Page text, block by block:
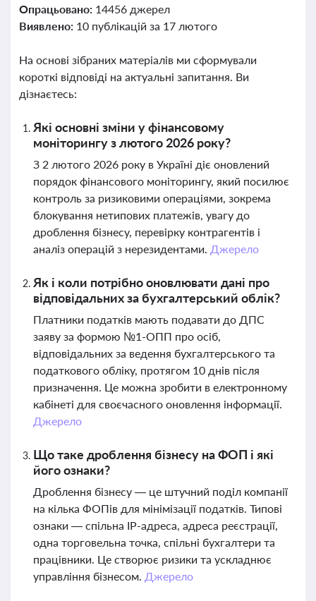
Опрацьовано: 14456 джерел
Виявлено: 10 публікацій за 17 лютого
На основі зібраних матеріалів ми сформували
короткі відповіді на актуальні запитання. Ви
дізнаєтесь:
Які основні зміни у фінансовому
моніторингу з лютого 2026 року?
З 2 лютого 2026 року в Україні діє оновлений
порядок фінансового моніторингу, який посилює
контроль за ризиковими операціями, зокрема
блокування нетипових платежів, увагу до
дроблення бізнесу, перевірку контрагентів і
аналіз операцій з нерезидентами. Джерело
Як і коли потрібно оновлювати дані про
відповідальних за бухгалтерський облік?
Платники податків мають подавати до ДПС
заяву за формою №1-ОПП про осіб,
відповідальних за ведення бухгалтерського та
податкового обліку, протягом 10 днів після
призначення. Це можна зробити в електронному
кабінеті для своєчасного оновлення інформації.
Джерело
Що таке дроблення бізнесу на ФОП і які
його ознаки?
Дроблення бізнесу — це штучний поділ компанії
на кілька ФОПів для мінімізації податків. Типові
ознаки — спільна IP-адреса, адреса реєстрації,
одна торговельна точка, спільні бухгалтери та
працівники. Це створює ризики та ускладнює
управління бізнесом. Джерело